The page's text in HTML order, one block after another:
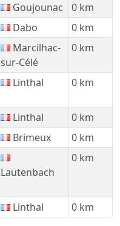
Goujounac
0 km
Dabo
0 km
Marcilhac-
sur-Célé
0 km
Linthal 0 km
Linthal
0 km
Brimeux
0 km
Lautenbach
0 km
Linthal 0 km